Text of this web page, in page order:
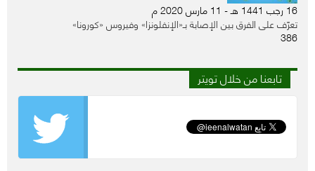
16 رجب 1441 هـ - 11 مارس 2020 م
تعرّف على الفرق بين الإصابة بـ«الإنفلونزا» وفيروس «كورونا»
386
تابعنا من خلال تويتر